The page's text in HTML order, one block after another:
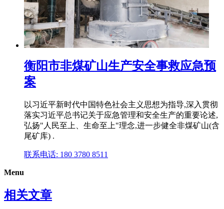
衡阳市非煤矿山生产安全事救应急预
案
以习近平新时代中国特色社会主义思想为指导,深入贯彻
落实习近平总书记关于应急管理和安全生产的重要论述,
弘扬"人民至上、生命至上"理念,进一步健全非煤矿山(含
尾矿库) .
联系电话: 180 3780 8511
Menu
相关文章